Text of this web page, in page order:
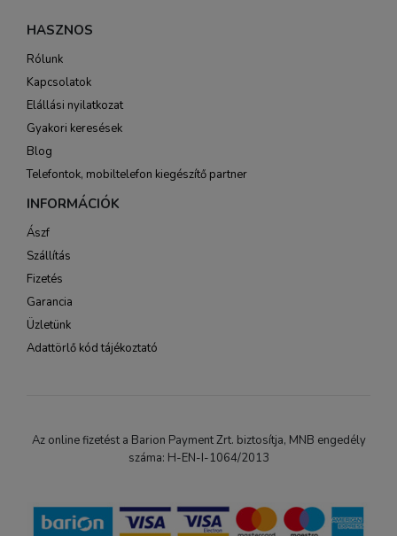
HASZNOS
Rólunk
Kapcsolatok
Elállási nyilatkozat
Gyakori keresések
Blog
Telefontok, mobiltelefon kiegészítő partner
INFORMÁCIÓK
Ászf
Szállítás
Fizetés
Garancia
Üzletünk
Adattörlő kód tájékoztató
Az online fizetést a Barion Payment Zrt. biztosítja, MNB engedély
száma: H-EN-I-1064/2013